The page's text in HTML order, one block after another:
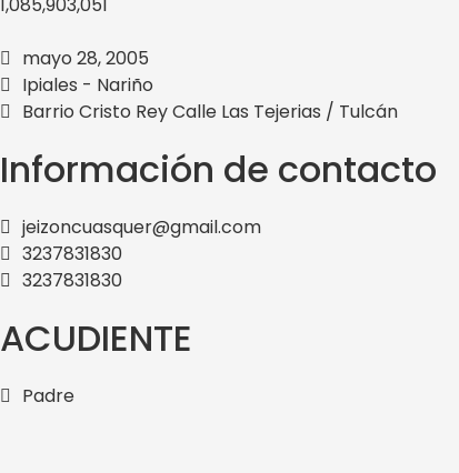
mayo 28, 2005
Ipiales - Nariño
Barrio Cristo Rey Calle Las Tejerias / Tulcán
Información de contacto
jeizoncuasquer@gmail.com
3237831830
3237831830
ACUDIENTE
Padre